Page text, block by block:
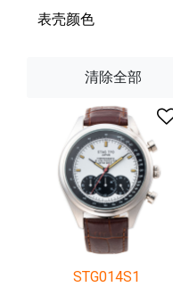
表壳颜色
清除全部
STG014S1